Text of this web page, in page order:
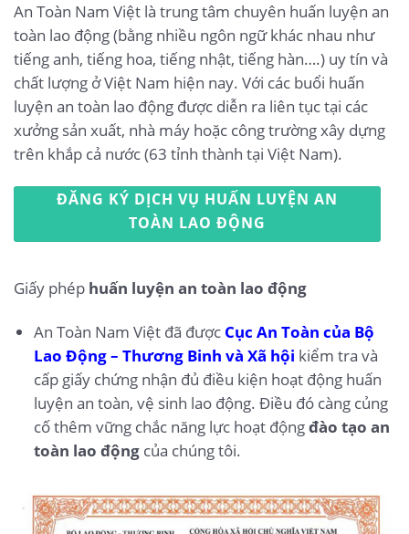
An Toàn Nam Việt là trung tâm chuyên huấn luyện an
toàn lao động (bằng nhiều ngôn ngữ khác nhau như
tiếng anh, tiếng hoa, tiếng nhật, tiếng hàn….) uy tín và
chất lượng ở Việt Nam hiện nay. Với các buổi huấn
luyện an toàn lao động được diễn ra liên tục tại các
xưởng sản xuất, nhà máy hoặc công trường xây dựng
trên khắp cả nước (63 tỉnh thành tại Việt Nam).
ĐĂNG KÝ DỊCH VỤ HUẤN LUYỆN AN
TOÀN LAO ĐỘNG
Giấy phép huấn luyện an toàn lao động
An Toàn Nam Việt đã được Cục An Toàn của Bộ
Lao Động – Thương Binh và Xã hội kiểm tra và
cấp giấy chứng nhận đủ điều kiện hoạt động huấn
luyện an toàn, vệ sinh lao động. Điều đó càng củng
cố thêm vững chắc năng lực hoạt độngđào tạo an
toàn lao độngcủa chúng tôi.